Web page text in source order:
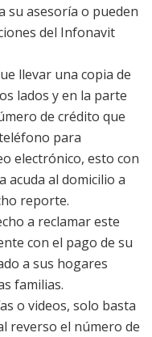
su asesoría o pueden
del Infonavit
llevar una copia de
lados y en la parte
de crédito que
para
electrónico, esto con
acuda al domicilio a
reporte.
a reclamar este
con el pago de su
a sus hogares
familias.
o videos, solo basta
reverso el número de